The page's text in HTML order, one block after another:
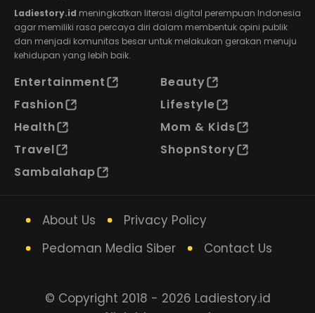
Ladiestory.id meningkatkan literasi digital perempuan Indonesia
agar memiliki rasa percaya diri dalam membentuk opini publik
dan menjadi komunitas besar untuk melakukan gerakan menuju
kehidupan yang lebih baik.
Entertainment
Beauty
Fashion
Lifestyle
Health
Mom & Kids
Travel
ShopnStory
Sambalahap
About Us
Privacy Policy
Pedoman Media Siber
Contact Us
© Copyright 2018 - 2026 Ladiestory.id